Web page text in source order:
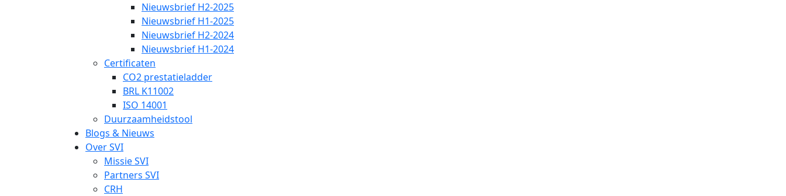
Nieuwsbrief H2-2025
Nieuwsbrief H1-2025
Nieuwsbrief H2-2024
Nieuwsbrief H1-2024
Certificaten
CO2 prestatieladder
BRL K11002
ISO 14001
Duurzaamheidstool
Blogs & Nieuws
Over SVI
Missie SVI
Partners SVI
CRH